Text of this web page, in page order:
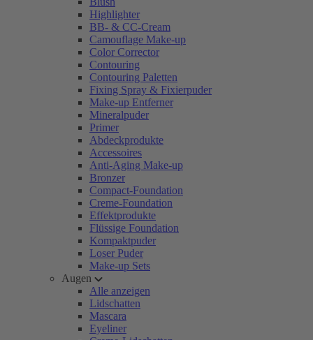
Highlighter
BB- & CC-Cream
Camouflage Make-up
Color Corrector
Contouring
Contouring Paletten
Fixing Spray & Fixierpuder
Make-up Entferner
Mineralpuder
Primer
Abdeckprodukte
Accessoires
Anti-Aging Make-up
Bronzer
Compact-Foundation
Creme-Foundation
Effektprodukte
Flüssige Foundation
Kompaktpuder
Loser Puder
Make-up Sets
Augen
Alle anzeigen
Lidschatten
Mascara
Eyeliner